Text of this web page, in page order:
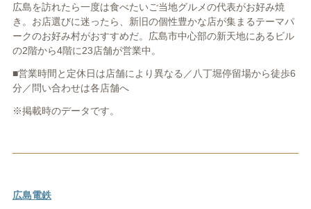
広島を訪れたら一度は食べたいご当地グルメの代表がお好み焼
き。お店選びに迷ったら、新旧の個性豊かな店が集まるテーマパ
ークのお好み村がおすすめだ。広島市中心部の新天地にあるビル
の2階から4階に23店舗が営業中。
■営業時間と定休日は店舗により異なる／八丁堀停留場から徒歩6
分／問い合わせは各店舗へ
※掲載時のデータです。
広島電鉄